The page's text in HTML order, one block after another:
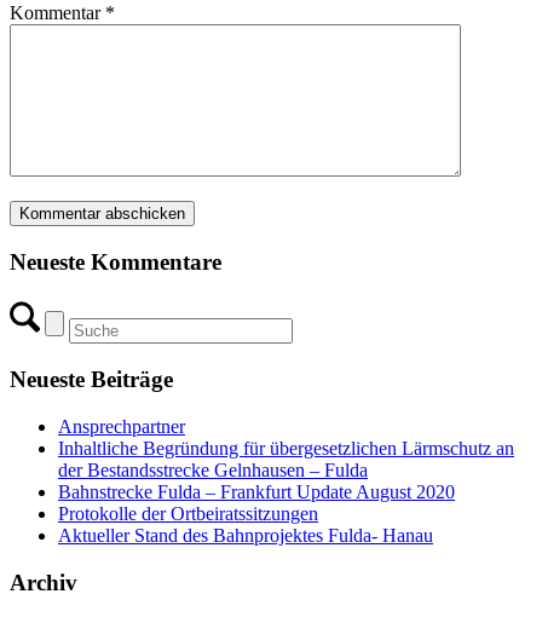
Kommentar *
Neueste Kommentare
Neueste Beiträge
Ansprechpartner
Inhaltliche Begründung für übergesetzlichen Lärmschutz an
der Bestandsstrecke Gelnhausen – Fulda
Bahnstrecke Fulda – Frankfurt Update August 2020
Protokolle der Ortbeiratssitzungen
Aktueller Stand des Bahnprojektes Fulda- Hanau
Archiv